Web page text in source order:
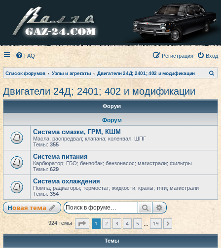
FAQ Вход
Регистрация
Список форумов Узлы и агрегаты Двигатели 24Д; 2401; 402 и модификации
о
Двигатели 24Д; 2401; 402 и модификации
Форум
Форум
Система смазки, ГРМ, КШМ
Масла; распредвал; клапана; коленвал; ШПГ
Темы: 355
Система питания
Карбюратор; ГБО; бензобак; бензонасос; магистрали; фильтры
Темы: 629
Система охлаждения
Помпа; радиаторы; термостат; жидкости; краны; тяги; магистрали
Темы: 354
Новая тема ПоискРасширенный
924 темы Страница из
1 2 3 4 5 19
Темы